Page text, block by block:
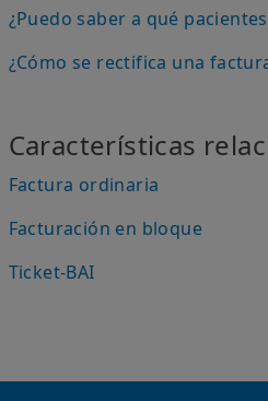
¿Puedo saber a qué
¿Cómo se rectifica una
Características
Factura ordinaria
Facturación en bloque
Ticket-BAI